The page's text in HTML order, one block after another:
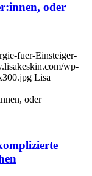
oder
fuer-Einsteiger-
wp-
Lisa
oder